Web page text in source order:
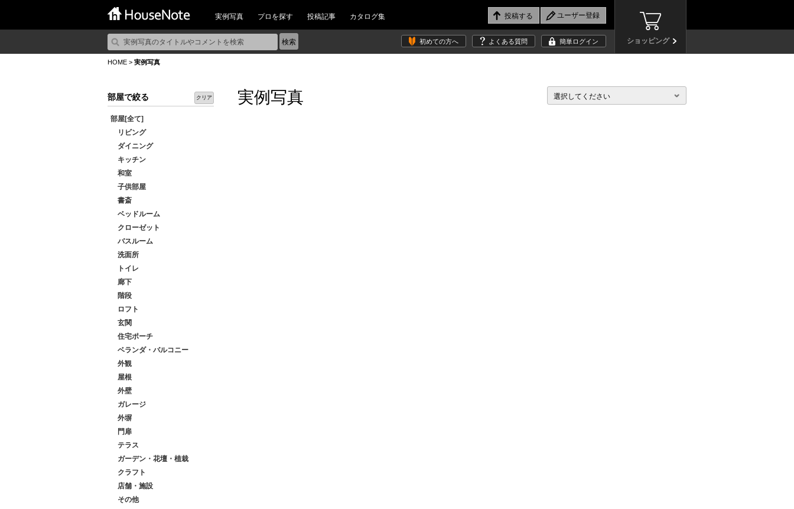
実例写真 プロを探す 投稿記事 カタログ集
ショッピング
初めての方へ よくある質問 簡単ログイン
HOME > 実例写真
部屋で絞る クリア
部屋[全て]
リビング
ダイニング
キッチン
和室
子供部屋
書斎
ベッドルーム
クローゼット
バスルーム
洗面所
トイレ
廊下
階段
ロフト
玄関
住宅ポーチ
ベランダ・バルコニー
外観
屋根
外壁
ガレージ
外塀
門扉
テラス
ガーデン・花壇・植栽
クラフト
店舗・施設
その他
実例写真 選択してください